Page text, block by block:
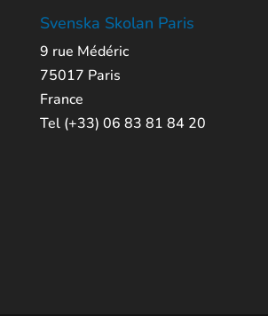
Svenska Skolan Paris
9 rue Médéric
75017 Paris
France
Tel (+33) 06 83 81 84 20